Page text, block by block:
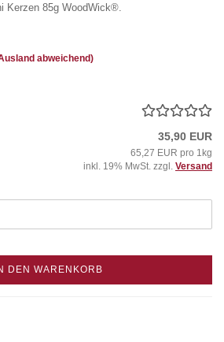
Kerzen 85g WoodWick®.
abweichend)
35,90 EUR
65,27 EUR pro 1kg
inkl. 19% MwSt. zzgl. Versand
DEN WARENKORB